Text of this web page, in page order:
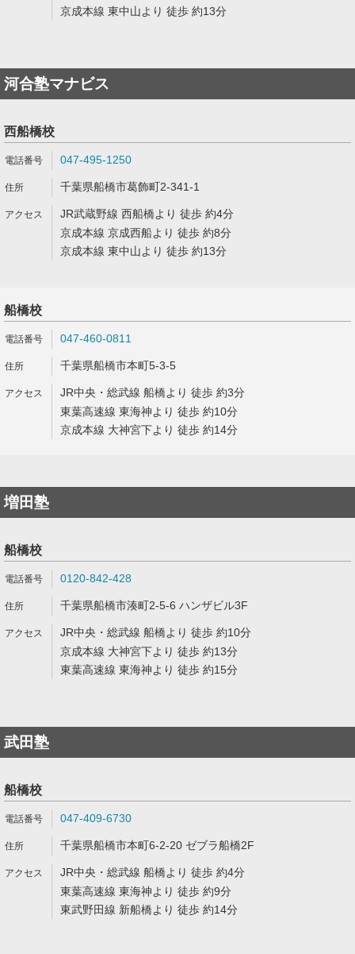
京成本線 東中山より 徒歩 約13分
河合塾マナビス
西船橋校
047-495-1250
千葉県船橋市葛飾町2-341-1
JR武蔵野線 西船橋より 徒歩 約4分
京成本線 京成西船より 徒歩 約8分
京成本線 東中山より 徒歩 約13分
船橋校
047-460-0811
千葉県船橋市本町5-3-5
JR中央・総武線 船橋より 徒歩 約3分
東葉高速線 東海神より 徒歩 約10分
京成本線 大神宮下より 徒歩 約14分
増田塾
船橋校
0120-842-428
千葉県船橋市湊町2-5-6 ハンザビル3F
JR中央・総武線 船橋より 徒歩 約10分
京成本線 大神宮下より 徒歩 約13分
東葉高速線 東海神より 徒歩 約15分
武田塾
船橋校
047-409-6730
千葉県船橋市本町6-2-20 ゼブラ船橋2F
JR中央・総武線 船橋より 徒歩 約4分
東葉高速線 東海神より 徒歩 約9分
東武野田線 新船橋より 徒歩 約14分